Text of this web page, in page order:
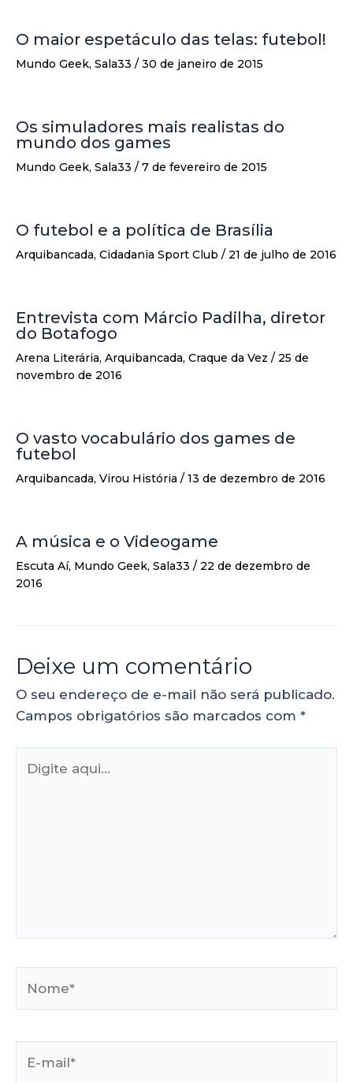
O maior espetáculo das telas: futebol!
Mundo Geek, Sala33 / 30 de janeiro de 2015
Os simuladores mais realistas do
mundo dos games
Mundo Geek, Sala33 / 7 de fevereiro de 2015
O futebol e a política de Brasília
Arquibancada, Cidadania Sport Club / 21 de julho de 2016
Entrevista com Márcio Padilha, diretor
do Botafogo
Arena Literária, Arquibancada, Craque da Vez / 25 de
novembro de 2016
O vasto vocabulário dos games de
futebol
Arquibancada, Virou História / 13 de dezembro de 2016
A música e o Videogame
Escuta Aí, Mundo Geek, Sala33 / 22 de dezembro de
2016
Deixe um comentário
O seu endereço de e-mail não será publicado.
Campos obrigatórios são marcados com *